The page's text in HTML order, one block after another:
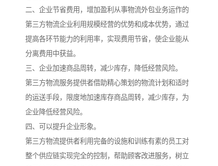
二、企业节省费用，增加盈利从事物流外包业务运作的
第三方物流企业利用规模经营的优势和成本优势，通过
提高各环节能力的利用率，实现费用节省，使企业能从
分离费用中获益。
三、企业加速商品周转，减少库存，降低经营风险。
第三方物流服务提供者借助精心策划的物流计划和适时
的运送手段，限度地加速库存商品周转，减少库存，为
企业降低经营风险。
四、可以提升企业形象。
第三方物流提供者利用完备的设施和训练有素的员工对
整个供应链实现完全的控制，帮助顾客改进服务，树立